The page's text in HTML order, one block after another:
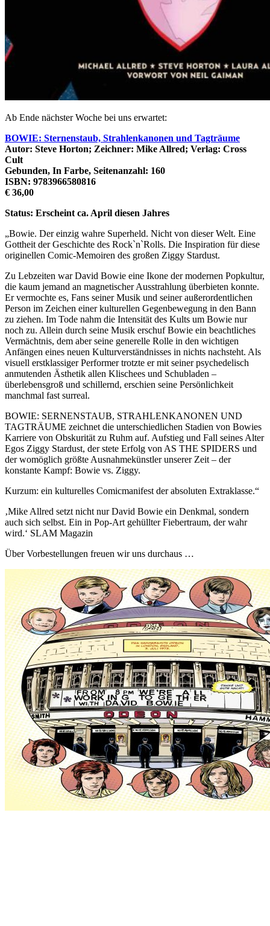
Ab Ende nächster Woche bei uns erwartet:
BOWIE: Sternenstaub, Strahlenkanonen und Tagträume
Autor: Steve Horton; Zeichner: Mike Allred; Verlag: Cross
Cult
Gebunden, In Farbe, Seitenanzahl: 160
ISBN: 9783966580816
€ 36,00
Status: Erscheint ca. April diesen Jahres
„Bowie. Der einzig wahre Superheld. Nicht von dieser Welt. Eine
Gottheit der Geschichte des Rock`n`Rolls. Die Inspiration für diese
originellen Comic-Memoiren des großen Ziggy Stardust.
Zu Lebzeiten war David Bowie eine Ikone der modernen Popkultur,
die kaum jemand an magnetischer Ausstrahlung überbieten konnte.
Er vermochte es, Fans seiner Musik und seiner außerordentlichen
Person im Zeichen einer kulturellen Gegenbewegung in den Bann
zu ziehen. Im Tode nahm die Intensität des Kults um Bowie nur
noch zu. Allein durch seine Musik erschuf Bowie ein beachtliches
Vermächtnis, dem aber seine generelle Rolle in den wichtigen
Anfängen eines neuen Kulturverständnisses in nichts nachsteht. Als
visuell erstklassiger Performer trotzte er mit seiner psychedelisch
anmutenden Ästhetik allen Klischees und Schubladen –
überlebensgroß und schillernd, erschien seine Persönlichkeit
manchmal fast surreal.
BOWIE: SERNENSTAUB, STRAHLENKANONEN UND
TAGTRÄUME zeichnet die unterschiedlichen Stadien von Bowies
Karriere von Obskurität zu Ruhm auf. Aufstieg und Fall seines Alter
Egos Ziggy Stardust, der stete Erfolg von AS THE SPIDERS und
der womöglich größte Ausnahmekünstler unserer Zeit – der
konstante Kampf: Bowie vs. Ziggy.
Kurzum: ein kulturelles Comicmanifest der absoluten Extraklasse.“
‚Mike Allred setzt nicht nur David Bowie ein Denkmal, sondern
auch sich selbst. Ein in Pop-Art gehüllter Fiebertraum, der wahr
wird.‘ SLAM Magazin
Über Vorbestellungen freuen wir uns durchaus …